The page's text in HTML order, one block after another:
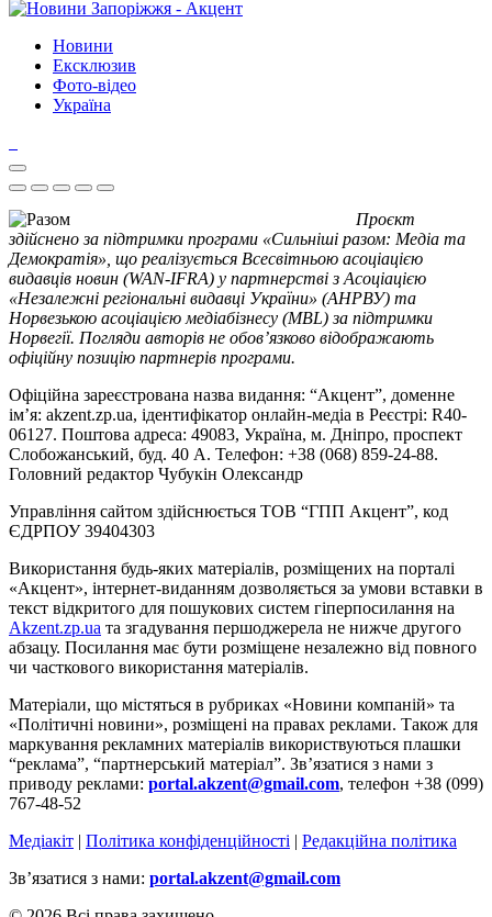
Новини
Ексклюзив
Фото-відео
Україна
Проєкт
здійснено за підтримки програми «Сильніші разом: Медіа та
Демократія», що реалізується Всесвітньою асоціацією
видавців новин (WAN-IFRA) у партнерстві з Асоціацією
«Незалежні регіональні видавці України» (АНРВУ) та
Норвезькою асоціацією медіабізнесу (MBL) за підтримки
Норвегії. Погляди авторів не обов’язково відображають
офіційну позицію партнерів програми.
Офіційна зареєстрована назва видання: “Акцент”, доменне
ім’я: akzent.zp.ua, ідентифікатор онлайн-медіа в Реєстрі: R40-
06127. Поштова адреса: 49083, Україна, м. Дніпро, проспект
Слобожанський, буд. 40 А. Телефон: +38 (068) 859-24-88.
Головний редактор Чубукін Олександр
Управління сайтом здійснюється ТОВ “ГПП Акцент”, код
ЄДРПОУ 39404303
Використання будь-яких матеріалів, розміщених на порталі
«Акцент», інтернет-виданням дозволяється за умови вставки в
текст відкритого для пошукових систем гіперпосилання на
Akzent.zp.ua та згадування першоджерела не нижче другого
абзацу. Посилання має бути розміщене незалежно від повного
чи часткового використання матеріалів.
Матеріали, що містяться в рубриках «Новини компаній» та
«Політичні новини», розміщені на правах реклами. Також для
маркування рекламних матеріалів використвуються плашки
“реклама”, “партнерський матеріал”. Зв’язатися з нами з
приводу реклами: portal.akzent@gmail.com, телефон +38 (099)
767-48-52
Медіакіт | Політика конфіденційності | Редакційна політика
Зв’язатися з нами: portal.akzent@gmail.com